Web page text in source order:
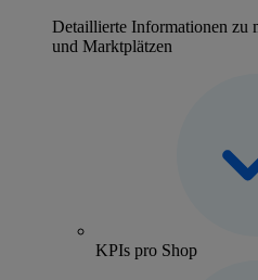
Detaillierte Informationen zu
und Marktplätzen
KPIs pro Shop